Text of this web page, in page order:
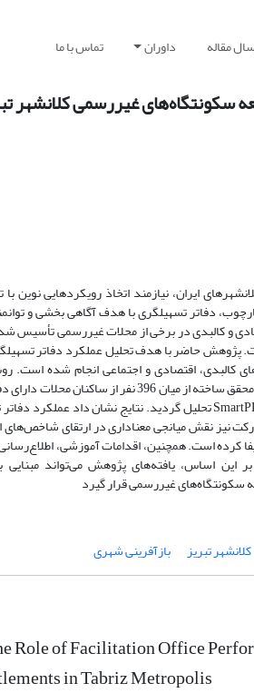
مقاله داوران تماس با ما
غیررسمی کلانشهر
ایران، نیازمند اتخاذ رویکردهایی نوین
دفاتر تسهیلگری با هدف آگاهی بخشی و
و کالبدی در برخی از محلات غیررسمی تأسیس
پژوهش حاضر با هدف تحلیل عملکرد دفاتر
کالبدی، اقتصادی و اجتماعی انجام شده است.
توصیفی-تحلیلی و کاربردی است. داده‌ها به‌صورت میدانی و با استفاده از پرسشنامه محقق
تحلیل گردید. نتایج نشان داد عملکرد دفاتر
مشارکت محلی با ضریب 636/0 داشته است. مشارکت نیز نقش میانجی معناداری در
0، شاخص‌های اقتصادی با ضریب 294/0 و شاخص‌های کالبدی با ضریب 266/0 ایفا کرده است. همچنین، اقدامات
بر این اساس، یافته‌های پژوهش می‌تواند مبنایی
سکونتگاه‌های غیررسمی قرار گیرد
کلانشهر تبریز بازآفرینی شهری
Role of Facilitation Office
in Tabriz Metropolis